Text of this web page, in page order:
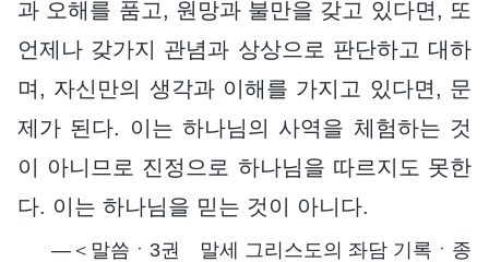
과 오해를 품고, 원망과 불만을 갖고 있다면, 또
언제나 갖가지 관념과 상상으로 판단하고 대하
며, 자신만의 생각과 이해를 가지고 있다면, 문
제가 된다. 이는 하나님의 사역을 체험하는 것
이 아니므로 진정으로 하나님을 따르지도 못한
다. 이는 하나님을 믿는 것이 아니다.
―＜말씀ㆍ3권 말세 그리스도의 좌담 기록ㆍ종